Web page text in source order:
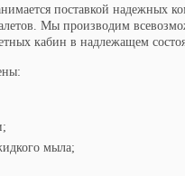
поставкой надежных
Мы производим
кабин в надлежащем
мыла;